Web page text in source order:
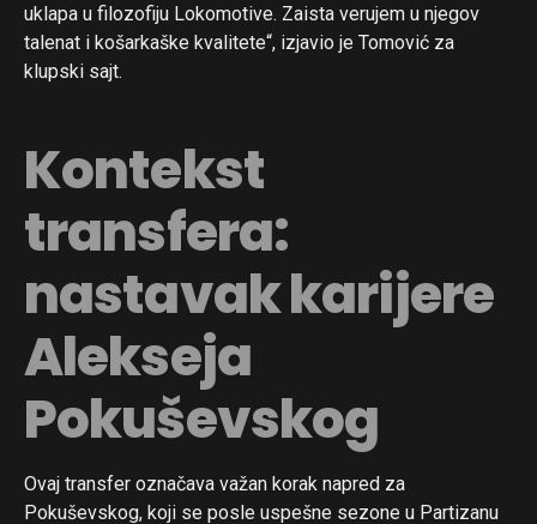
uklapa u filozofiju Lokomotive. Zaista verujem u njegov
talenat i košarkaške kvalitete“, izjavio je Tomović za
klupski sajt.
Kontekst
transfera:
nastavak karijere
Alekseja
Pokuševskog
Ovaj transfer označava važan korak napred za
Pokuševskog, koji se posle uspešne sezone u Partizanu